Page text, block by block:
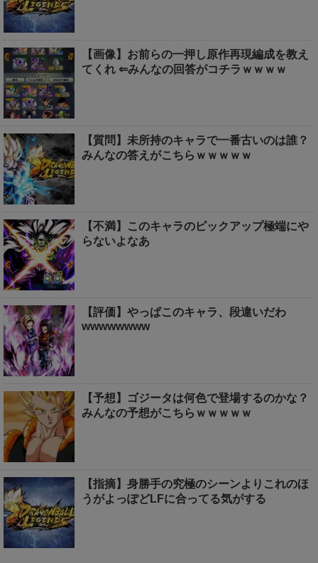
【画像】お前らの一押し原作再現編成を教え
てくれ ⇐みんなの回答がコチラｗｗｗｗ
【質問】未所持のキャラで一番古いのは誰？
みんなの答えがこちらｗｗｗｗｗ
【不満】このキャラのピックアップ極端にや
らないよなあ
【評価】やっぱこのキャラ、段違いだわ
wwwwwwww
【予想】ゴジータは何色で登場するのかな？
みんなの予想がこちらｗｗｗｗｗ
【指摘】身勝手の究極のシーンよりこれのほ
うがよっぽどLFに合ってる気がする